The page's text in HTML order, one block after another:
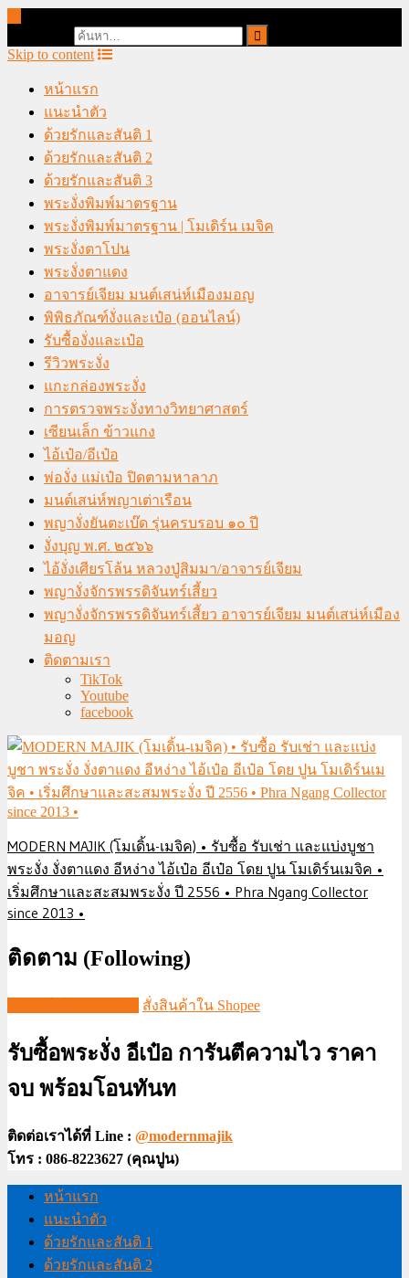
Skip to content
หน้าแรก
แนะนำตัว
ด้วยรักและสันติ 1
ด้วยรักและสันติ 2
ด้วยรักและสันติ 3
พระงั่งพิมพ์มาตรฐาน
พระงั่งพิมพ์มาตรฐาน | โมเดิร์น เมจิค
พระงั่งตาโปน
พระงั่งตาแดง
อาจารย์เจียม มนต์เสน่ห์เมืองมอญ
พิพิธภัณฑ์งั่งและเป๋อ (ออนไลน์)
รับซื้องั่งและเป๋อ
รีวิวพระงั่ง
แกะกล่องพระงั่ง
การตรวจพระงั่งทางวิทยาศาสตร์
เซียนเล็ก ข้าวแกง
ไอ้เป๋อ/อีเป๋อ
พ่องั่ง แม่เป๋อ ปิดตามหาลาภ
มนต์เสน่ห์พญาเต่าเรือน
พญางั่งยันตะเบ๊ด รุ่นครบรอบ ๑๐ ปี
งั่งบุญ พ.ศ. ๒๕๖๖
ไอ้งั่งเศียรโล้น หลวงปู่สิมมา/อาจารย์เจียม
พญางั่งจักรพรรดิจันทร์เสี้ยว
พญางั่งจักรพรรดิจันทร์เสี้ยว อาจารย์เจียม มนต์เสน่ห์เมือง
มอญ
ติดตามเรา
TikTok
Youtube
facebook
MODERN MAJIK (โมเดิ้น-เมจิค) • รับซื้อ รับเช่า และแบ่งบูชา
พระงั่ง งั่งตาแดง อีหง่าง ไอ้เป๋อ อีเป๋อ โดย ปูน โมเดิร์นเมจิค •
เริ่มศึกษาและสะสมพระงั่ง ปี 2556 • Phra Ngang Collector
since 2013 •
ติดตาม (Following)
สั่งสินค้าใน Shopee
รับซื้อพระงั่ง อีเป๋อ การันตีความไว ราคา
จบ พร้อมโอนทันท
ติดต่อเราได้ที่ Line : @modernmajik
โทร : 086-8223627 (คุณปูน)
หน้าแรก
แนะนำตัว
ด้วยรักและสันติ 1
ด้วยรักและสันติ 2